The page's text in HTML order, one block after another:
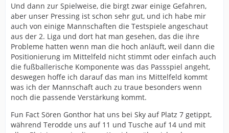
Und dann zur Spielweise, die birgt zwar einige Gefahren,
aber unser Pressing ist schon sehr gut, und ich habe mir
auch von einige Mannschaften die Testspiele angeschaut
aus der 2. Liga und dort hat man gesehen, das die ihre
Probleme hatten wenn man die hoch anläuft, weil dann die
Positionierung im Mittelfeld nicht stimmt oder einfach auch
die fußballerische Komponente was das Passspiel angeht,
deswegen hoffe ich darauf das man ins Mittelfeld kommt
was ich der Mannschaft auch zu traue besonders wenn
noch die passende Verstärkung kommt.
Fun Fact Sören Gonthor hat uns bei Sky auf Platz 7 getippt,
während Terodde uns auf 11 und Tusche auf 14 und mit